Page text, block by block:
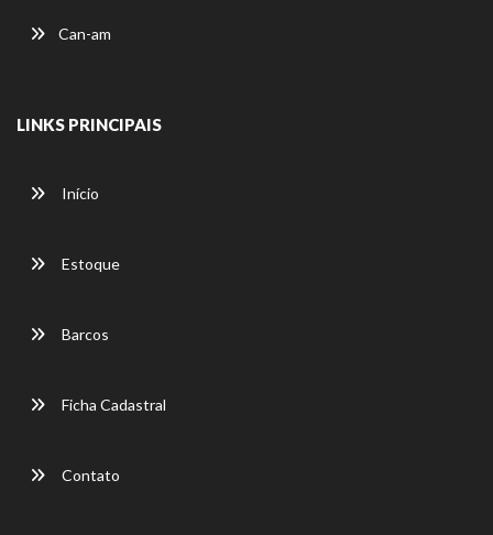
Can-am
LINKS PRINCIPAIS
Início
Estoque
Barcos
Ficha Cadastral
Contato